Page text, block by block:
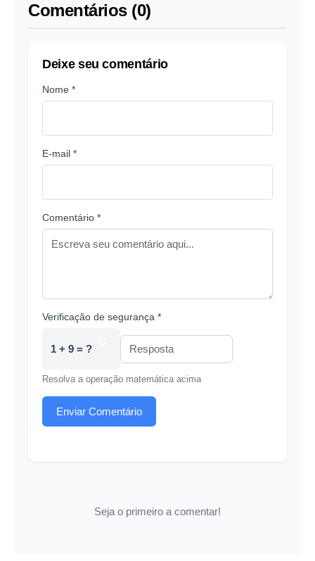
Comentários (0)
Deixe seu comentário
Nome *
E-mail *
Comentário *
Verificação de segurança *
1 + 9 = ?
Resolva a operação matemática acima
Enviar Comentário
Seja o primeiro a comentar!